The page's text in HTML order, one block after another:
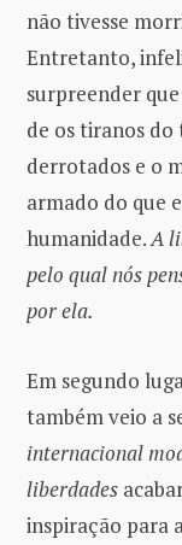
não tivesse
Entretanto,
surpreender
de os tiranos
derrotados e o
armado do que
humanidade.A
pelo qual nós
por ela.
Em segundo
também veio a
internacional
liberdades
inspiração para